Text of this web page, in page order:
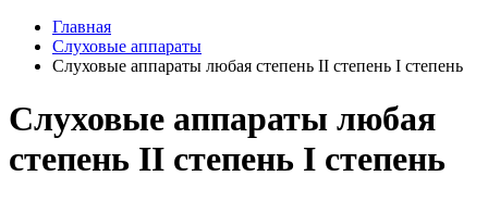
Главная
Слуховые аппараты
Слуховые аппараты любая степень II степень I степень
Слуховые аппараты любая
степень II степень I степень